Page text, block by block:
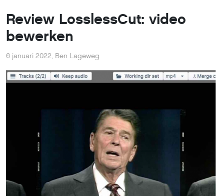
Review LosslessCut: video
bewerken
6 januari 2022, Ben Lageweg